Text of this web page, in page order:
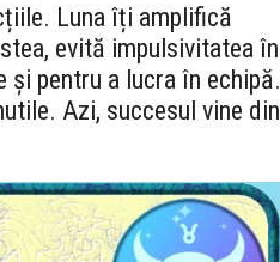
Luna îți amplifică
evită impulsivitatea în
pentru a lucra în echipă.
Azi, succesul vine din